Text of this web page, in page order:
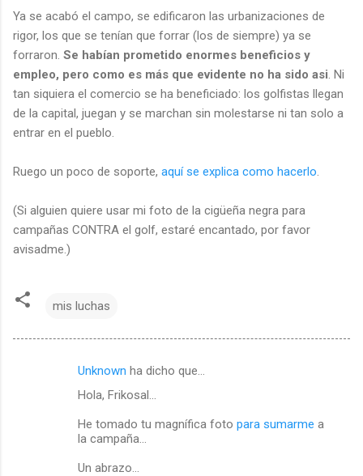
Ya se acabó el campo, se edificaron las urbanizaciones de
rigor, los que se tenían que forrar (los de siempre) ya se
forraron. Se habían prometido enormes beneficios y
empleo, pero como es más que evidente no ha sido asi . Ni
tan siquiera el comercio se ha beneficiado: los golfistas llegan
de la capital, juegan y se marchan sin molestarse ni tan solo a
entrar en el pueblo.
Ruego un poco de soporte, aquí se explica como hacerlo
(Si alguien quiere usar mi foto de la cigüeña negra para
campañas CONTRA el golf, estaré encantado, por favor
avisadme.)
mis luchas
Unknown ha dicho que…
Hola, Frikosal...
He tomado tu magnífica foto para sumarme a
la campaña...
Un abrazo...